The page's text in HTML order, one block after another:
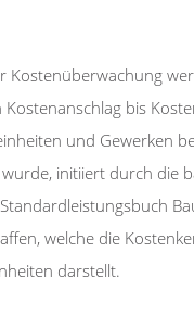
Kostenüberwachung
Kostenanschlag bis
und Gewerken
initiiert durch die
welche die
darstellt.